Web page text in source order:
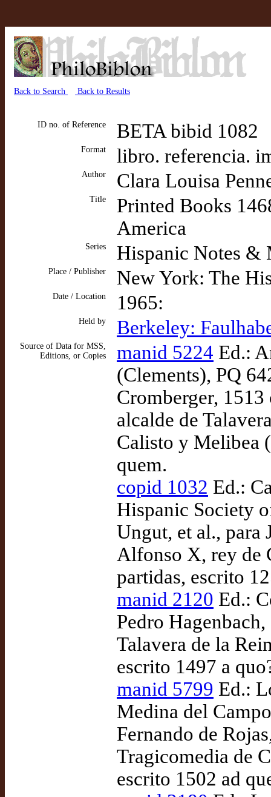
Back to Search Back to Results
ID no. of Reference BETA bibid 1082
Format libro. referencia.
Author Clara Louisa
Title
Printed Books
America
Series Hispanic Notes &
Place / Publisher New York: The
Date / Location 1965:
Held by Berkeley:
Source of Data for MSS,
Editions, or Copies
manid 5224 Ed.:
(Clements), PQ
Cromberger, 1513
alcalde de
Calisto y Melibea
quem.
copid 1032 Ed.:
Hispanic Society
Ungut, et al., para
Alfonso X, rey de
partidas, escrito
manid 2120 Ed.:
Pedro
Talavera de la
escrito 1497 a
manid 5799 Ed.:
Medina del
Fernando de
Tragicomedia de
escrito 1502 ad